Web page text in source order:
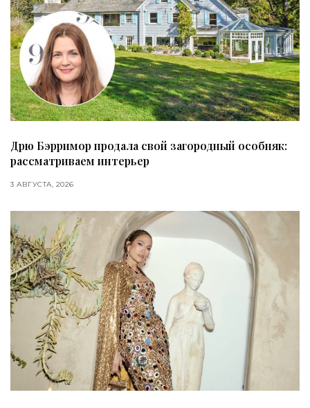
Дрю Бэрримор продала свой загородный особняк:
рассматриваем интерьер
3 АВГУСТА, 2026